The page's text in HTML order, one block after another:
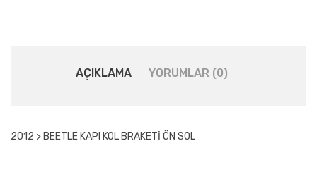
AÇIKLAMA YORUMLAR (0)
2012 > BEETLE KAPI KOL BRAKETİ ÖN SOL